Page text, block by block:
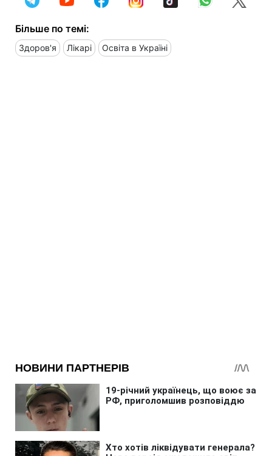
Більше по темі:
Здоров'я Лікарі Освіта в Україні